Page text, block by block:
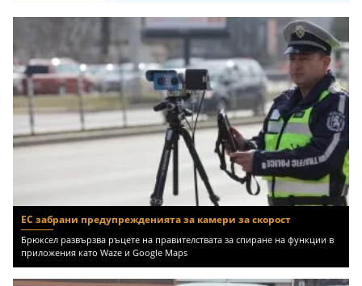
ЕС забрани предупрежденията за камери за скорост
Брюксел развързва ръцете на правителствата за спиране на функции в
приложения като Waze и Google Maps